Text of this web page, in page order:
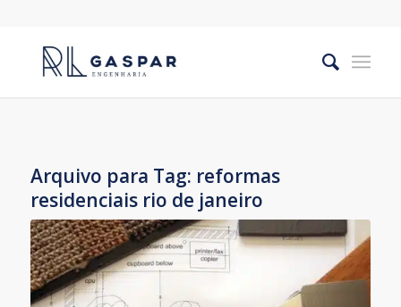
Arquivo para Tag: reformas
residenciais rio de janeiro